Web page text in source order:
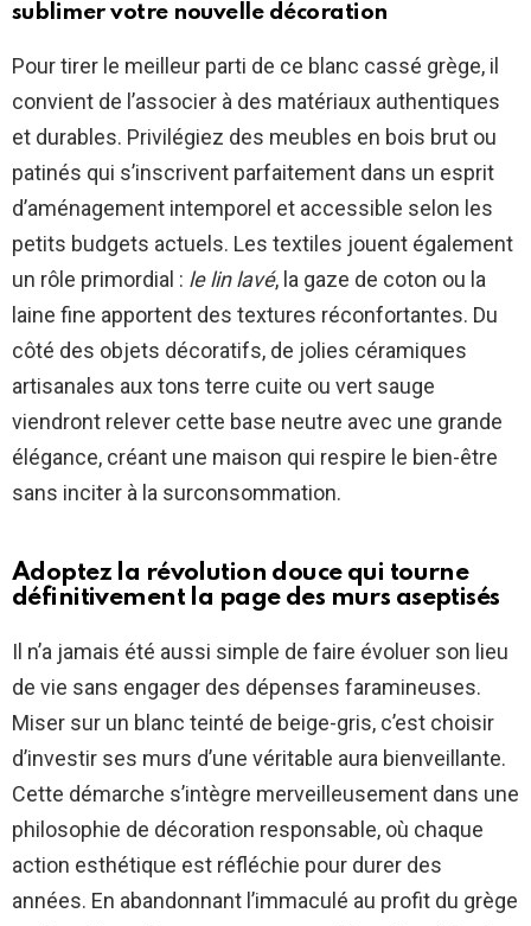
sublimer votre nouvelle décoration
Pour tirer le meilleur parti de ce blanc cassé grège, il
convient de l’associer à des matériaux authentiques
et durables. Privilégiez des meubles en bois brut ou
patinés qui s’inscrivent parfaitement dans un esprit
d’aménagement intemporel et accessible selon les
petits budgets actuels. Les textiles jouent également
un rôle primordial : le lin lavé, la gaze de coton ou la
laine fine apportent des textures réconfortantes. Du
côté des objets décoratifs, de jolies céramiques
artisanales aux tons terre cuite ou vert sauge
viendront relever cette base neutre avec une grande
élégance, créant une maison qui respire le bien-être
sans inciter à la surconsommation.
Adoptez la révolution douce qui tourne
définitivement la page des murs aseptisés
Il n’a jamais été aussi simple de faire évoluer son lieu
de vie sans engager des dépenses faramineuses.
Miser sur un blanc teinté de beige-gris, c’est choisir
d’investir ses murs d’une véritable aura bienveillante.
Cette démarche s’intègre merveilleusement dans une
philosophie de décoration responsable, où chaque
action esthétique est réfléchie pour durer des
années. En abandonnant l’immaculé au profit du grège